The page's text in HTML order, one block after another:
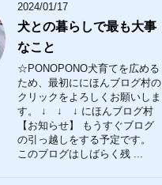
2024/01/17
犬との暮らしで最も大事
なこと
☆PONOPONO犬育てを広める
ため、最初ににほんブログ村の
クリックをよろしくお願いしま
す。 ↓ ↓ ↓ にほんブログ村
【お知らせ】 もうすぐブログ
の引っ越しをする予定です。
このブログはしばらく残 ...